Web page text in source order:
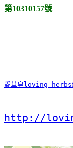
第10310157號
愛草皂loving herbs
http://